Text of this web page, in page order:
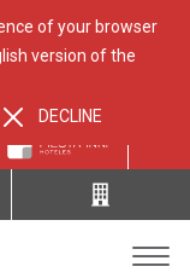
of your browser
version of the
DECLINE